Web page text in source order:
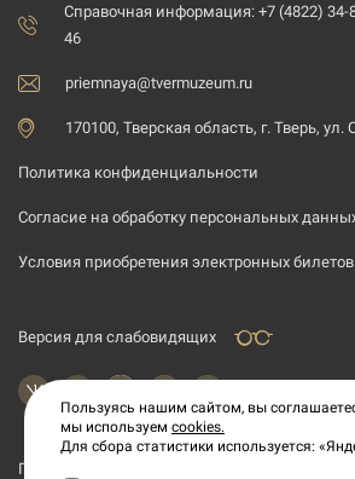
Справочная информация: +7 (4822) 34-
46
priemnaya@tvermuzeum.ru
170100, Тверская область, г. Тверь, ул.
Политика конфиденциальности
Согласие на обработку персональных
Условия приобретения электронных билетов
Версия для слабовидящих
Подпишитесь на рассылку новостей
Пользуясь нашим сайтом, вы
мы используем cookies.
Для сбора статистики используется: